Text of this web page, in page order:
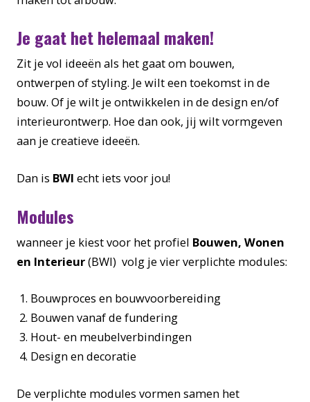
Je gaat het helemaal maken!
Zit je vol ideeën als het gaat om bouwen,
ontwerpen of styling. Je wilt een toekomst in de
bouw. Of je wilt je ontwikkelen in de design en/of
interieurontwerp. Hoe dan ook, jij wilt vormgeven
aan je creatieve ideeën.
Dan is BWI echt iets voor jou!
Modules
wanneer je kiest voor het profiel Bouwen, Wonen
en Interieur(BWI) volg je vier verplichte modules:
Bouwproces en bouwvoorbereiding
Bouwen vanaf de fundering
Hout- en meubelverbindingen
Design en decoratie
De verplichte modules vormen samen het